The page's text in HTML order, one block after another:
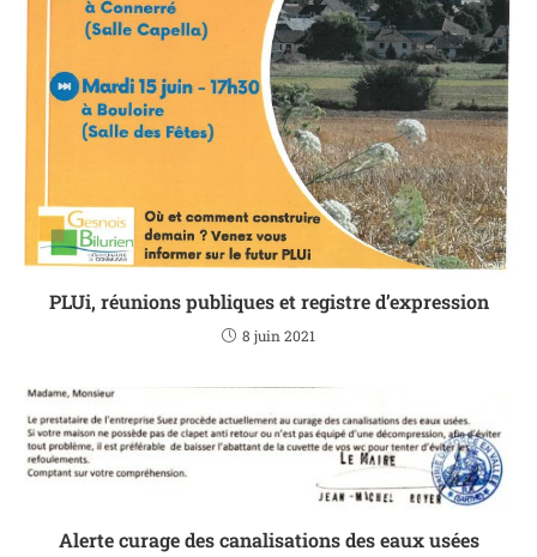
PLUi, réunions publiques et registre d’expression
8 juin 2021
Alerte curage des canalisations des eaux usées